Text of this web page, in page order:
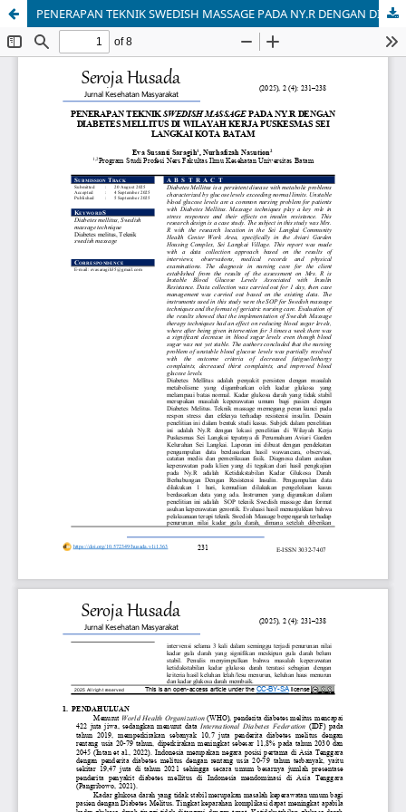
PENERAPAN TEKNIK SWEDISH MASSAGE PADA NY.R DENGAN DIABETES MELLITUS DI WILAYAH KERJA PUSKESMAS SEI LANGKAI KOTA BATAM